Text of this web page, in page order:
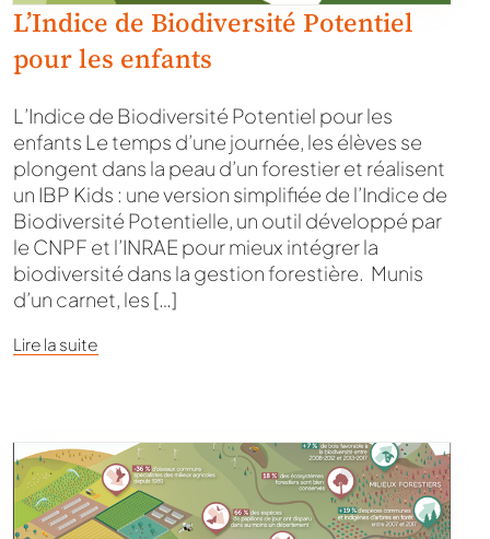
L’Indice de Biodiversité Potentiel
pour les enfants
L’Indice de Biodiversité Potentiel pour les
enfants Le temps d’une journée, les élèves se
plongent dans la peau d’un forestier et réalisent
un IBP Kids : une version simplifiée de l’Indice de
Biodiversité Potentielle, un outil développé par
le CNPF et l’INRAE pour mieux intégrer la
biodiversité dans la gestion forestière. Munis
d’un carnet, les […]
Lire la suite